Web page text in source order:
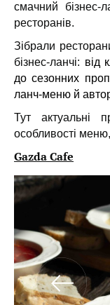
смачний бізнес-
ресторанів.
Зібрали
бізнес-ланчі: від
до сезонних
ланч-меню й
Тут актуальні
особливості
Gazda Cafe